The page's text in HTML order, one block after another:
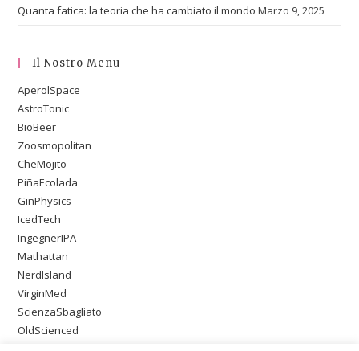
Quanta fatica: la teoria che ha cambiato il mondo Marzo 9, 2025
Il Nostro Menu
AperolSpace
AstroTonic
BioBeer
Zoosmopolitan
CheMojito
PiñaEcolada
GinPhysics
IcedTech
IngegnerIPA
Mathattan
NerdIsland
VirginMed
ScienzaSbagliato
OldScienced